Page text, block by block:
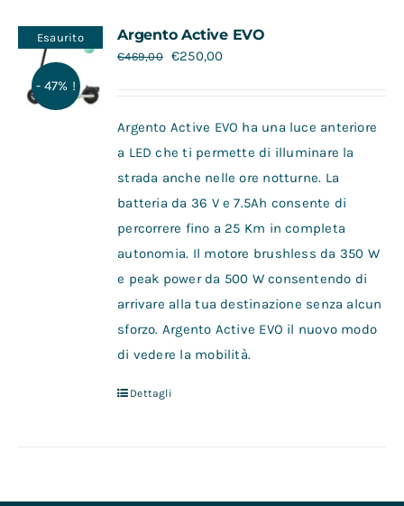
Contatti
Esaurito
- 47% !
Argento Active EVO
€469,00 €250,00
Argento Active EVO ha una luce anteriore
a LED che ti permette di illuminare la
strada anche nelle ore notturne. La
batteria da 36 V e 7.5Ah consente di
percorrere fino a 25 Km in completa
autonomia. Il motore brushless da 350 W
e peak power da 500 W consentendo di
arrivare alla tua destinazione senza alcun
sforzo. Argento Active EVO il nuovo modo
di vedere la mobilità.
Dettagli